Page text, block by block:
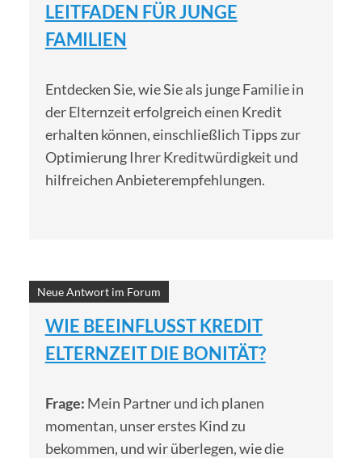
LEITFADEN FÜR JUNGE
FAMILIEN
Entdecken Sie, wie Sie als junge Familie in
der Elternzeit erfolgreich einen Kredit
erhalten können, einschließlich Tipps zur
Optimierung Ihrer Kreditwürdigkeit und
hilfreichen Anbieterempfehlungen.
Neue Antwort im Forum
WIE BEEINFLUSST KREDIT
ELTERNZEIT DIE BONITÄT?
Frage: Mein Partner und ich planen
momentan, unser erstes Kind zu
bekommen, und wir überlegen, wie die